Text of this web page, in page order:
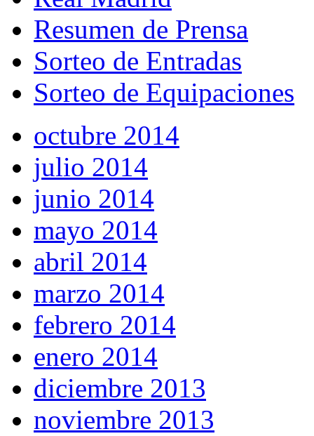
Resumen de Prensa
Sorteo de Entradas
Sorteo de Equipaciones
octubre 2014
julio 2014
junio 2014
mayo 2014
abril 2014
marzo 2014
febrero 2014
enero 2014
diciembre 2013
noviembre 2013